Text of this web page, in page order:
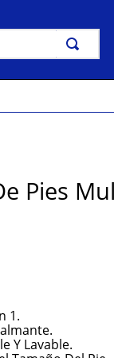
Pies
1.
Y Lavable.